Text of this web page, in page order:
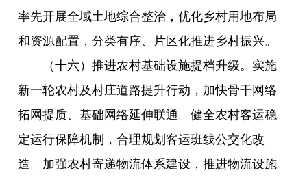
率先开展全域土地综合整治，优化乡村用地布局
和资源配置，分类有序、片区化推进乡村振兴。
（十六）推进农村基础设施提档升级。实施
新一轮农村及村庄道路提升行动，加快骨干网络
拓网提质、基础网络延伸联通。健全农村客运稳
定运行保障机制，合理规划客运班线公交化改
造。加强农村寄递物流体系建设，推进物流设施